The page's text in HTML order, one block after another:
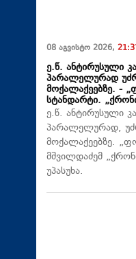
08 აგვისტო 2026,
ე.წ. ანტირუსული
პარალელურად
მოქალაქეებზე. -
სტანდარტი.
ე.წ. ანტირუსული
პარალელურად,
მოქალაქეებზე.
მშვილდაძემ
უპასუხა.